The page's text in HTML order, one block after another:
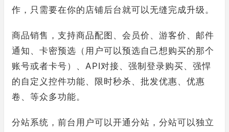
作，只需要在你的店铺后台就可以无缝完成升级。
商品销售，支持商品配图、会员价、游客价、邮件
通知、卡密预选（用户可以预选自己想购买的那个
账号或者卡号）、API对接、强制登录购买、强悍
的自定义控件功能、限时秒杀、批发优惠、优惠
卷、等众多功能。
分站系统，前台用户可以开通分站，分站可以独立